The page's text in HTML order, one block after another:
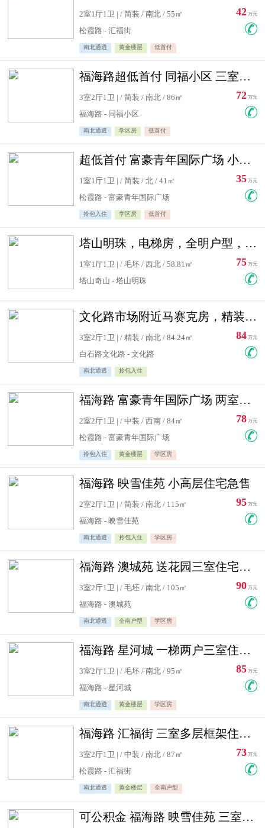
2室1厅1卫 | / 简装 / 南北 / 55㎡
松霞路 - 汇福街
南北通透 黄金楼层 低首付
42 万元
福海路超低首付 同福小区 三室住宅急售
3室2厅1卫 | / 简装 / 南北 / 86㎡
福海路 - 同福小区
南北通透 学区房 低首付
72 万元
超低首付 富豪青年国际广场 小高层住宅急售
1室1厅1卫 | / 简装 / 北 / 41㎡
松霞路 - 富豪青年国际广场
拎包入住 学区房 低首付
35 万元
塔山明珠，电梯房，全明户型，视野好，毛坯房，看房有钥匙
1室1厅1卫 | / 毛坯 / 西北 / 58.81㎡
塔山奇山 - 塔山明珠
75 万元
文化路市场附近马赛克房，精装修三居室，南北通透，实用面积大
3室2厅1卫 | / 精装 / 南北 / 84.24㎡
白石路文化路 - 文化路
南北通透 拎包入住
84 万元
福海路 富豪青年国际广场 两室住宅急售
2室2厅1卫 | / 中装 / 西南 / 84㎡
松霞路 - 富豪青年国际广场
拎包入住 黄金楼层 学区房
78 万元
福海路 映雪佳苑 小高层住宅急售
2室2厅1卫 | / 简装 / 南北 / 115㎡
福海路 - 映雪佳苑
南北通透 拎包入住 学区房
95 万元
福海路 澳城苑 送花园三室住宅急售
3室2厅1卫 | / 毛坯 / 南北 / 105㎡
福海路 - 澳城苑
南北通透 全南户型 学区房
90 万元
福海路 星河城 一梯两户三室住宅急售
3室2厅1卫 | / 毛坯 / 南北 / 95㎡
福海路 - 星河城
南北通透 黄金楼层 学区房
85 万元
福海路 汇福街 三室多层框架住宅急售
3室2厅1卫 | / 中装 / 南北 / 87㎡
松霞路 - 汇福街
南北通透 黄金楼层 全南户型
73 万元
可公积金 福海路 映雪佳苑 三室住宅急售送小棚